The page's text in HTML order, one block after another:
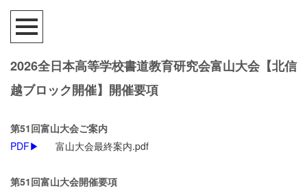
2026全日本高等学校書道教育研究会富山大会【北信
越ブロック開催】開催要項
第51回富山大会ご案内
PDF▶︎
富山大会最終案内.pdf
第51回富山大会開催要項